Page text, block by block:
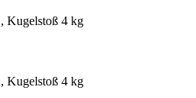
Kugelstoß 4 kg
Kugelstoß 4 kg